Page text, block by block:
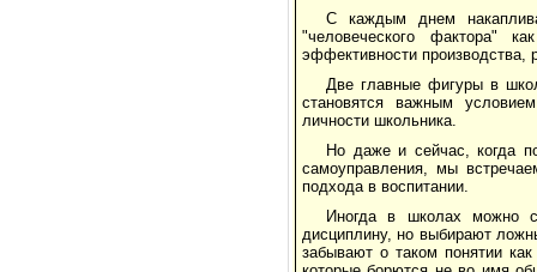
С каждым днем
"человеческого фактора"
эффективности производства,
Две главные фигуры в
становятся важным
личности школьника.
Но даже и сейчас, когда
самоуправления, мы
подхода в воспитании.
Иногда в школах можно
дисциплину, но выбирают
забывают о таком понятии